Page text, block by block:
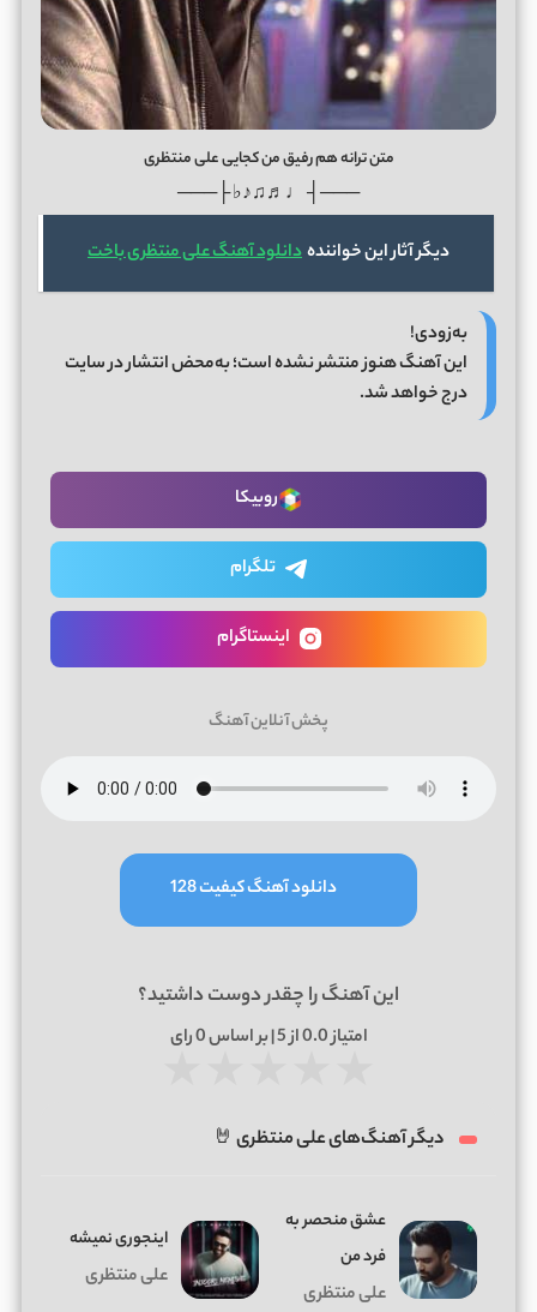
متن ترانه هم رفیق من کجایی علی منتظری
───┤ ♩♬♫♪♭ ├───
دیگر آثار این خوانندهدانلود آهنگ علی منتظری باخت
به‌زودی!
این آهنگ هنوز منتشر نشده است؛ به‌محض انتشار در سایت
درج خواهد شد.
روبیکا
تلگرام
اینستاگرام
پخش آنلاین آهنگ
دانلود آهنگ کیفیت 128
این آهنگ را چقدر دوست داشتید؟
امتیاز0.0از 5 | بر اساس 0رای
دیگر آهنگ‌های علی منتظری 🤘
عشق منحصر به
فرد من
علی منتظری
اینجوری نمیشه
علی منتظری